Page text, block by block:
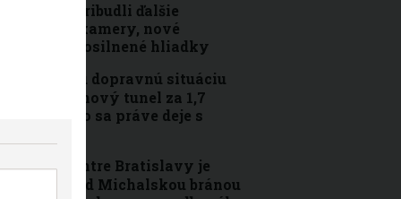
Pribudli ďalšie
kamery, nové
aj posilnené hliadky
Bratislavskú dopravnú situáciu
odľahčiť nový tunel za 1,7
eur. Čo sa práve deje s
v centre Bratislavy je
Pod Michalskou bránou